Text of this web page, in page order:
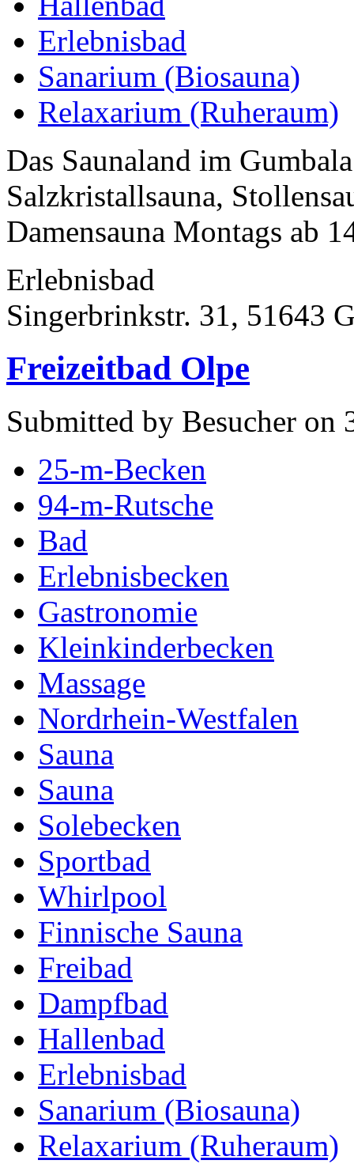
Erlebnisbad
Sanarium (Biosauna)
Relaxarium (Ruheraum)
Das Saunaland im
Salzkristallsauna,
Damensauna Montags ab
Erlebnisbad
Singerbrinkstr. 31, 51643
Freizeitbad Olpe
Submitted by Besucher on
25-m-Becken
94-m-Rutsche
Bad
Erlebnisbecken
Gastronomie
Kleinkinderbecken
Massage
Nordrhein-Westfalen
Sauna
Sauna
Solebecken
Sportbad
Whirlpool
Finnische Sauna
Freibad
Dampfbad
Hallenbad
Erlebnisbad
Sanarium (Biosauna)
Relaxarium (Ruheraum)